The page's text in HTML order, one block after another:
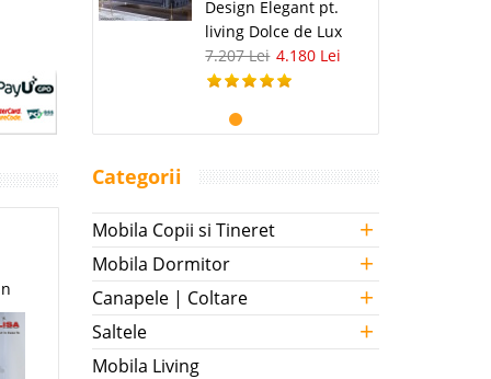
Design Elegant pt.
living Dolce de Lux
7.207 Lei 4.180 Lei
Categorii
Mobila Copii si Tineret +
Mobila Dormitor +
Canapele | Coltare +
Saltele +
Mobila Living